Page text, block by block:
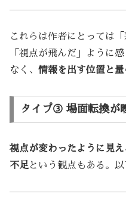
これらは作者にとっては
「視点が飛んだ」ように
なく、 情報を出す位置と
タイプ③ 場面転換が
視点が変わったように見
不足という観点もある。